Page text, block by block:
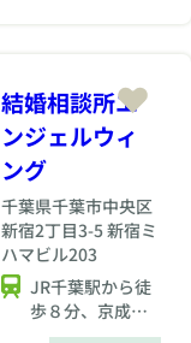
きる環境づくりに努
めています。
結婚相談所エ
ンジェルウィ
ング
千葉県千葉市中央区
新宿2丁目3-5 新宿ミ
ハマビル203
JR千葉駅から徒
歩８分、京成千
葉中央駅から徒